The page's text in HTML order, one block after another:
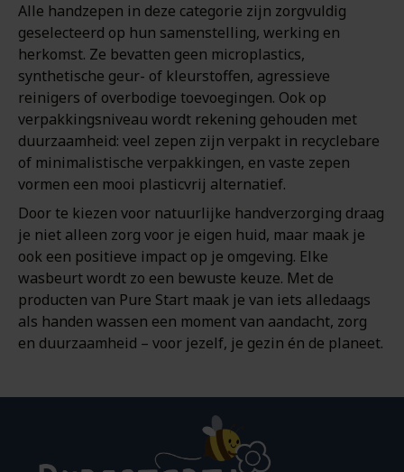
Alle handzepen in deze categorie zijn zorgvuldig
geselecteerd op hun samenstelling, werking en
herkomst. Ze bevatten geen microplastics,
synthetische geur- of kleurstoffen, agressieve
reinigers of overbodige toevoegingen. Ook op
verpakkingsniveau wordt rekening gehouden met
duurzaamheid: veel zepen zijn verpakt in recyclebare
of minimalistische verpakkingen, en vaste zepen
vormen een mooi plasticvrij alternatief.
Door te kiezen voor natuurlijke handverzorging draag
je niet alleen zorg voor je eigen huid, maar maak je
ook een positieve impact op je omgeving. Elke
wasbeurt wordt zo een bewuste keuze. Met de
producten van Pure Start maak je van iets alledaags
als handen wassen een moment van aandacht, zorg
en duurzaamheid – voor jezelf, je gezin én de planeet.